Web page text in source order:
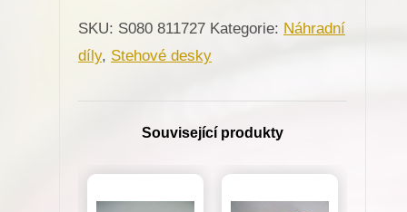
pro
Minerva
SKU: S080 811727 Kategorie: Náhradní
díly, Stehové desky
Související produkty